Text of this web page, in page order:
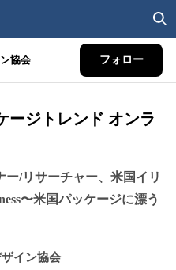
協会 フォロー
ージトレンド オンラ
/リサーチャー、米国イリ
〜米国パッケージに漂う
イン協会